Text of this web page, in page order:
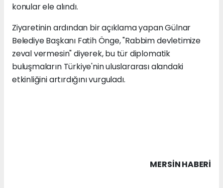
konular ele alındı.
Ziyaretinin ardından bir açıklama yapan Gülnar
Belediye Başkanı Fatih Önge, "Rabbim devletimize
zeval vermesin" diyerek, bu tür diplomatik
buluşmaların Türkiye'nin uluslararası alandaki
etkinliğini artırdığını vurguladı.
MERSIN HABERİ